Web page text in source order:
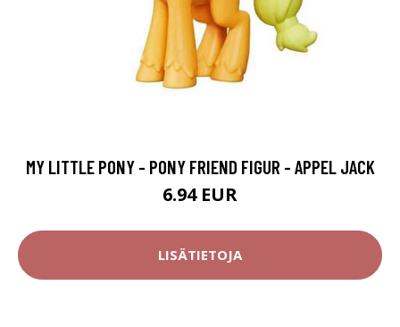
MY LITTLE PONY - PONY FRIEND FIGUR - APPEL JACK
6.94 EUR
LISÄTIETOJA